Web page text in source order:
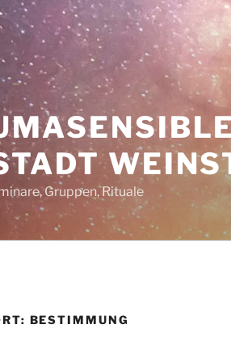
Gruppen, Rituale
BESTIMMUNG